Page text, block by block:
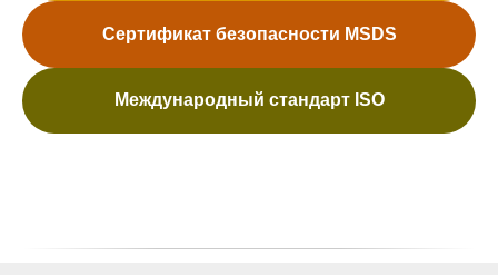
Сертификат безопасности MSDS
Международный стандарт ISO